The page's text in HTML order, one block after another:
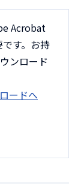
Acrobat
す。お持
ンロード
ードへ